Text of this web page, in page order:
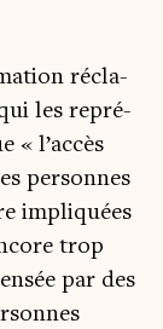
récla­
les repré­
« l’accès
per­sonnes
impli­quées
trop
par des